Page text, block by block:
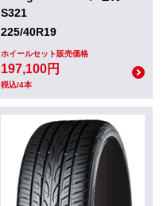
S321
225/40R19
ホイールセット販売価格
197,100円
税込/4本